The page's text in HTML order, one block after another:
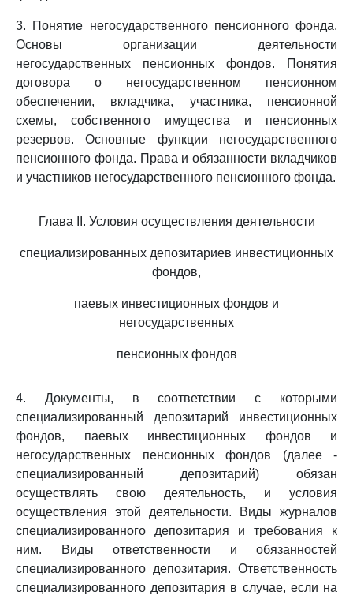
3. Понятие негосударственного пенсионного фонда.
Основы организации деятельности
негосударственных пенсионных фондов. Понятия
договора о негосударственном пенсионном
обеспечении, вкладчика, участника, пенсионной
схемы, собственного имущества и пенсионных
резервов. Основные функции негосударственного
пенсионного фонда. Права и обязанности вкладчиков
и участников негосударственного пенсионного фонда.
Глава II. Условия осуществления деятельности
специализированных депозитариев инвестиционных
фондов,
паевых инвестиционных фондов и
негосударственных
пенсионных фондов
4. Документы, в соответствии с которыми
специализированный депозитарий инвестиционных
фондов, паевых инвестиционных фондов и
негосударственных пенсионных фондов (далее -
специализированный депозитарий) обязан
осуществлять свою деятельность, и условия
осуществления этой деятельности. Виды журналов
специализированного депозитария и требования к
ним. Виды ответственности и обязанностей
специализированного депозитария. Ответственность
специализированного депозитария в случае, если на